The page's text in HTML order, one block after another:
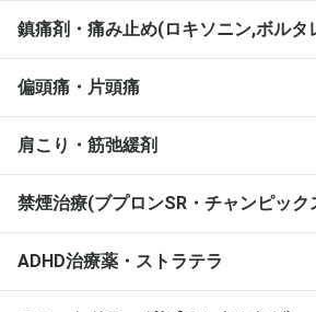
鎮痛剤・痛み止め(ロキソニン,ボルタ
偏頭痛・片頭痛
肩こり・筋弛緩剤
禁煙治療(ブプロンSR・チャンピック
ADHD治療薬・ストラテラ